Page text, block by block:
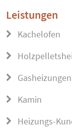
Leistungen
Kachelofen
Gasheizungen
Kamin
Heizungs-